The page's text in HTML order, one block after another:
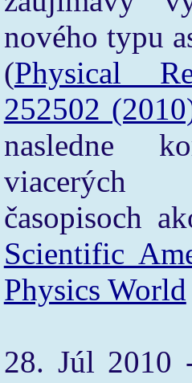
nového typu
(Physical
252502
nasledne
viacerých
časopisoch
Scientific
Physics World
28. Júl 2010